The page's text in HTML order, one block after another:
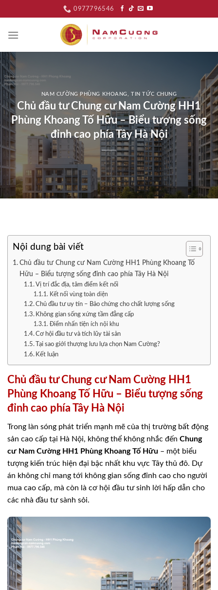
to
0977796546
NAM CƯỜNG PHÙNG KHOANG ,TIN TỨC CHUNG
Chủ đầu tư Chung cư Nam Cường HH1
Phùng Khoang Tố Hữu – Biểu tượng sống
đỉnh cao phía Tây Hà Nội
Nội dung bài viết
Chủ đầu tư Chung cư Nam Cường HH1 Phùng Khoang Tố
Hữu – Biểu tượng sống đỉnh cao phía Tây Hà Nội
Vị trí đắc địa, tâm điểm kết nối
Kết nối vùng toàn diện
Chủ đầu tư uy tín – Bảo chứng cho chất lượng sống
Không gian sống xứng tầm đẳng cấp
Điểm nhấn tiện ích nội khu
Cơ hội đầu tư và tích lũy tài sản
Tại sao giới thượng lưu lựa chọn Nam Cường?
Kết luận
Chủ đầu tư Chung cư Nam Cường HH1
Phùng Khoang Tố Hữu – Biểu tượng sống
đỉnh cao phía Tây Hà Nội
Trong làn sóng phát triển mạnh mẽ của thị trường bất động
sản cao cấp tại Hà Nội, không thể không nhắc đến Chung
cư Nam Cường HH1 Phùng Khoang Tố Hữu – một biểu
tượng kiến trúc hiện đại bậc nhất khu vực Tây thủ đô. Dự
án không chỉ mang tới không gian sống đỉnh cao cho người
mua cao cấp, mà còn là cơ hội đầu tư sinh lời hấp dẫn cho
các nhà đầu tư sành sỏi.